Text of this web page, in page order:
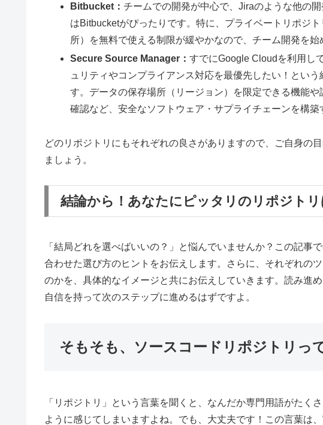
Bitbucket：チームでの開発が中心で、Jiraのような他の
はBitbucketがぴったりです。特に、プライベートリポジ
所）を無料で使える制限が緩やかなので、チーム開発を始
Secure Source Manager：すでにGoogle Cloudを利用し
ュリティやコンプライアンス対応を最優先したい！とい
す。データの保存場所（リージョン）を限定できる機能
確認など、安全なソフトウェア・サプライチェーンを構築
どのリポジトリにもそれぞれの良さがありますので、ご自身の
ましょう。
結論から！あなたにピッタリのリポジト
「結局どれを選べばいいの？」と悩んでいませんか？この記事
合わせた選び方のヒントをお伝えします。さらに、それぞれの
のかを、具体的なイメージと共にお伝えしていきます。読み進
自信を持って次のステップに進めるはずですよ。
そもそも、ソースコードリポジトリっ
「リポジトリ」という言葉を聞くと、なんだか専門用語がたく
ように感じてしまいますよね。でも、大丈夫です！この言葉は